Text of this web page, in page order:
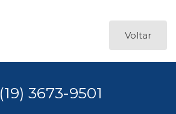
Voltar
(19) 3673-9501